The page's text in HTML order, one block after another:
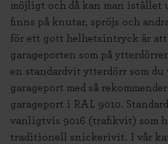
möjligt och då kan man istället
finns på knutar, spröjs och
för ett gott helhetsintryck är att
garageporten som på
en standardvit ytterdörr som
garageport med så
garageport i RAL 9010.
vanligtvis 9016 (trafikvit) som
traditionell snickerivit. I vår